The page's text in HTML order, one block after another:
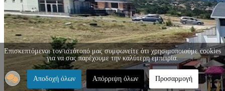
Επισκεπτόμενοι τον ιστότοπό μας συμφωνείτε ότι χρησιμοποιούμε cookies
για να σας παρέχουμε την καλύτερη εμπειρία.
Αποδοχή όλων Απόρριψη όλων Προσαρμογή